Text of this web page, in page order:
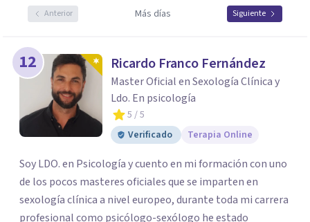
Anterior Más días Siguiente
12 Ricardo Franco Fernández
Master Oficial en Sexología Clínica y
Ldo. En psicología
5 / 5
Verificado
Terapia Online
Soy LDO. en Psicología y cuento en mi formación con uno
de los pocos masteres oficiales que se imparten en
sexología clínica a nivel europeo, durante toda mi carrera
profesional como psicólogo-sexólogo he estado